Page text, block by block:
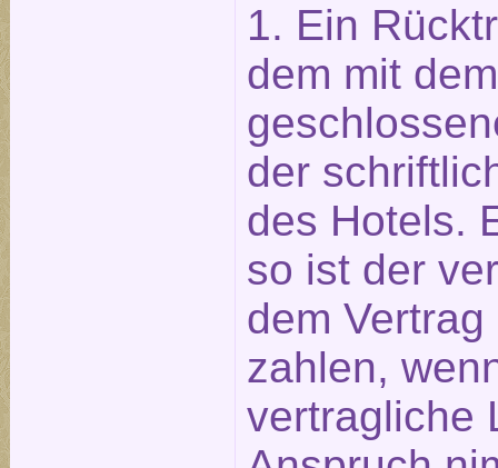
1. Ein
dem mit
der
des Hotels.
so ist der
dem
zahlen,
vertragliche